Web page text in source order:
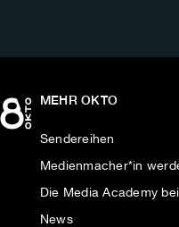
MEHR OKTO
Sendereihen
Medienmacher*in
Die Media Academy
News